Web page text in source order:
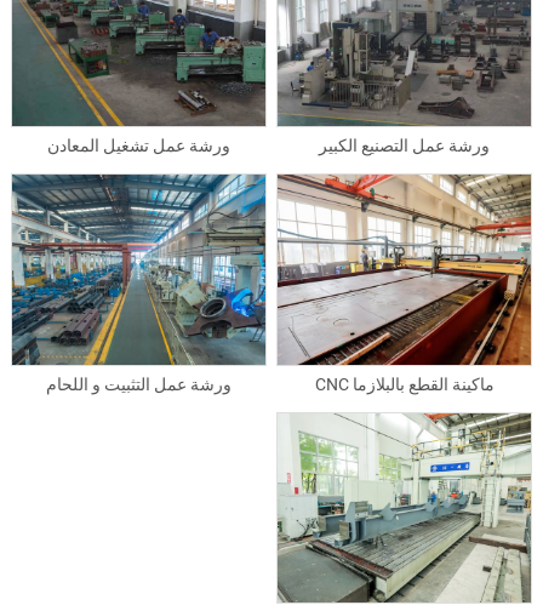
ورشة عمل التصنيع الكبير ورشة عمل تشغيل المعادن
ماكينة القطع بالبلازما CNC ورشة عمل التثبيت و اللحام